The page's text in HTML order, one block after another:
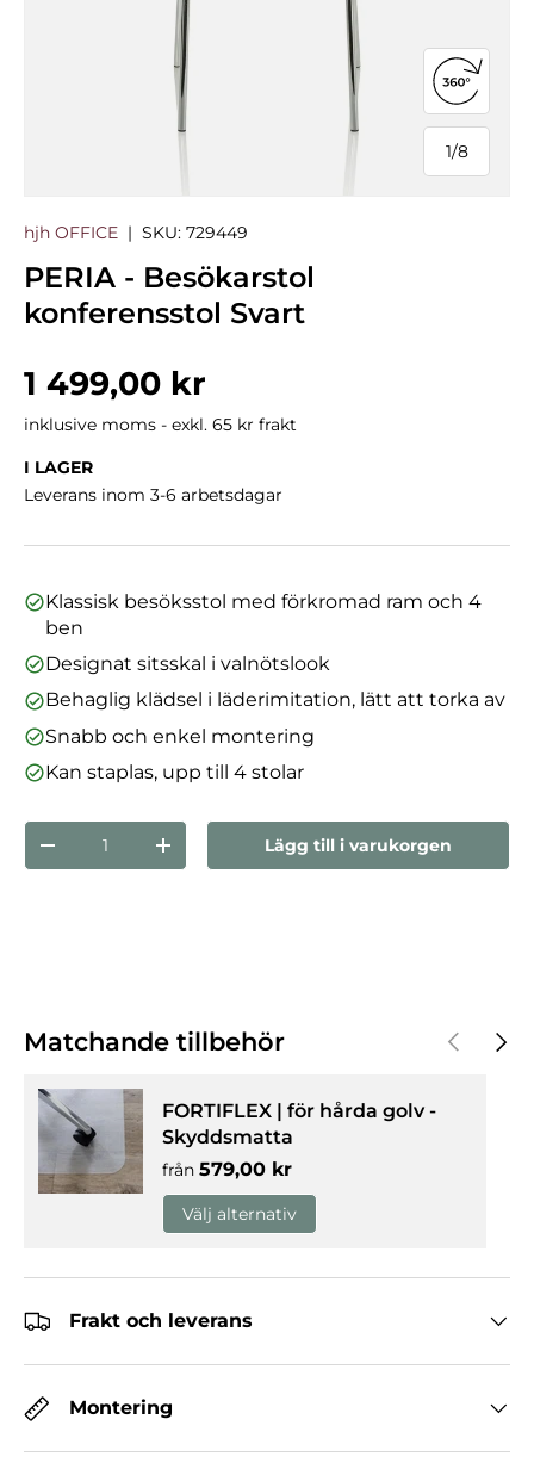
1/
från
8
Öppna
hjh OFFICE | SKU: 729449
PERIA - Besökarstol
konferensstol Svart
Normalpris
1 499,00 kr
inklusive moms - exkl. 65 kr frakt
I LAGER
Leverans inom 3-6 arbetsdagar
Klassisk besöksstol med förkromad ram och 4
ben
Designat sitsskal i valnötslook
Behaglig klädsel i läderimitation, lätt att torka av
Snabb och enkel montering
Kan staplas, upp till 4 stolar
nummer
Minska mängdenÖka kvantitetenLägg till i varukorgen
Matchande tillbehör Nästa
FORTIFLEX | för hårda golv -
Skyddsmatta
från Normalpris
579,00 kr
Välj alternativ
Frakt och leverans
Montering